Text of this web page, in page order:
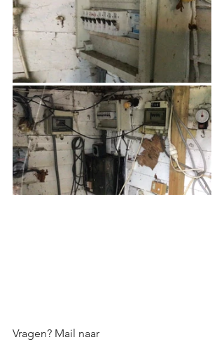
Vragen? Mail naar